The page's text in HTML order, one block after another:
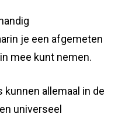
je een afgemeten
mee kunt nemen.
kunnen allemaal in de
universeel